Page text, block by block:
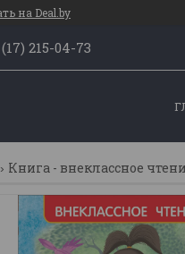
на Deal.by
215-04-73
Книга - внеклассное